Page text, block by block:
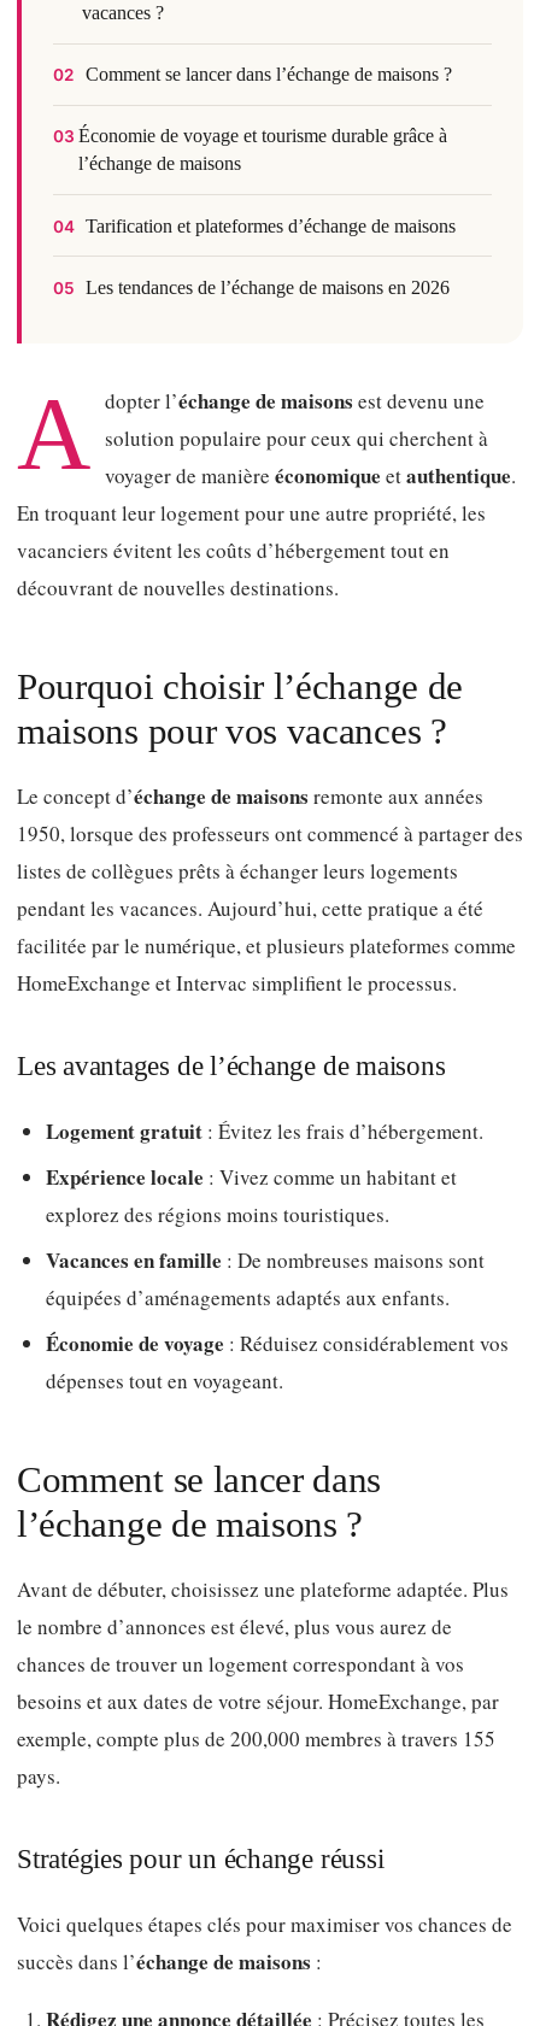
vacances ?
02 Comment se lancer dans l’échange de maisons ?
03 Économie de voyage et tourisme durable grâce à
l’échange de maisons
04 Tarification et plateformes d’échange de maisons
05 Les tendances de l’échange de maisons en 2026
A dopter l’échange de maisons est devenu une
solution populaire pour ceux qui cherchent à
voyager de manière économique etauthentique.
En troquant leur logement pour une autre propriété, les
vacanciers évitent les coûts d’hébergement tout en
découvrant de nouvelles destinations.
Pourquoi choisir l’échange de
maisons pour vos vacances ?
Le concept d’échange de maisons remonte aux années
1950, lorsque des professeurs ont commencé à partager des
listes de collègues prêts à échanger leurs logements
pendant les vacances. Aujourd’hui, cette pratique a été
facilitée par le numérique, et plusieurs plateformes comme
HomeExchange et Intervac simplifient le processus.
Les avantages de l’échange de maisons
Logement gratuit : Évitez les frais d’hébergement.
Expérience locale : Vivez comme un habitant et
explorez des régions moins touristiques.
Vacances en famille : De nombreuses maisons sont
équipées d’aménagements adaptés aux enfants.
Économie de voyage : Réduisez considérablement vos
dépenses tout en voyageant.
Comment se lancer dans
l’échange de maisons ?
Avant de débuter, choisissez une plateforme adaptée. Plus
le nombre d’annonces est élevé, plus vous aurez de
chances de trouver un logement correspondant à vos
besoins et aux dates de votre séjour. HomeExchange, par
exemple, compte plus de 200,000 membres à travers 155
pays.
Stratégies pour un échange réussi
Voici quelques étapes clés pour maximiser vos chances de
succès dans l’échange de maisons :
Rédigez une annonce détaillée : Précisez toutes les